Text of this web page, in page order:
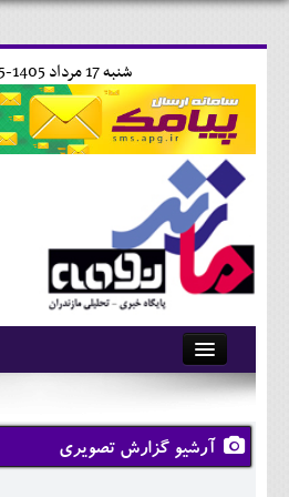
شنبه 17 مرداد 1405-22:5-
آرشیو
تماس با ما
وبلاگ
آرشیو گزارش تصویری